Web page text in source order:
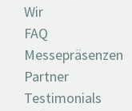
Wir
FAQ
Messepräsenzen
Partner
Testimonials